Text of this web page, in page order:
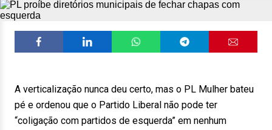
A verticalização nunca deu certo, mas o PL Mulher bateu
pé e ordenou que o Partido Liberal não pode ter
“coligação com partidos de esquerda” em nenhum